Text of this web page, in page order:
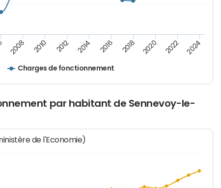
Charges de fonctionnement
2008 2010 2012 2014 2016 2018 2020 2022 2024
par habitant de Sennevoy-le-
de l'Economie)